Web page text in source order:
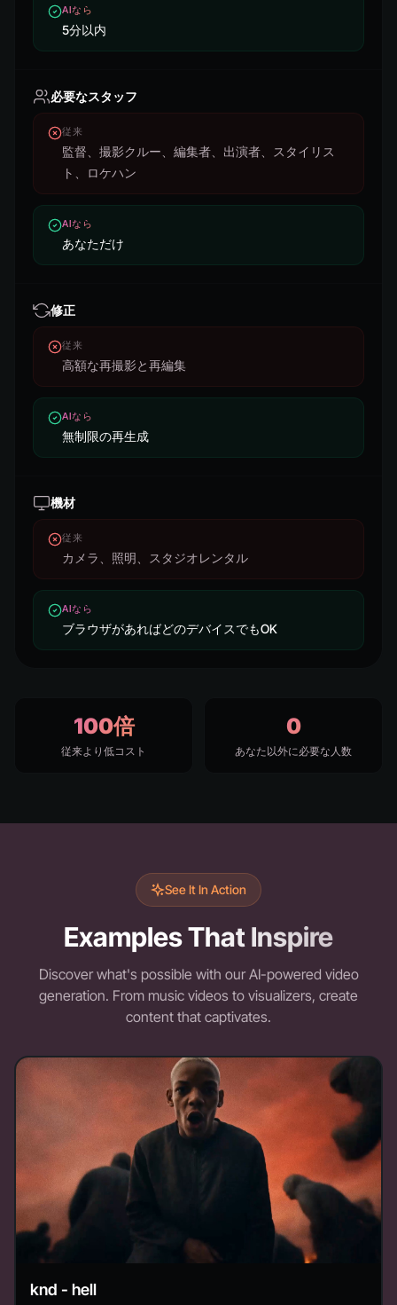
AIなら
5分以内
必要なスタッフ
従来
監督、撮影クルー、編集者、出演者、スタイリス
ト、ロケハン
AIなら
あなただけ
修正
従来
高額な再撮影と再編集
AIなら
無制限の再生成
機材
従来
カメラ、照明、スタジオレンタル
AIなら
ブラウザがあればどのデバイスでもOK
100倍
従来より低コスト
0
あなた以外に必要な人数
See It In Action
Examples That Inspire
Discover what's possible with our AI-powered video
generation. From music videos to visualizers, create
content that captivates.
knd - hell